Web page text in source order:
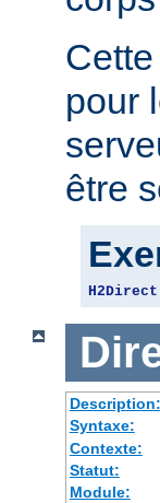
pour
être
H2Direct
Description:
Syntaxe:
Contexte:
Statut:
Module: